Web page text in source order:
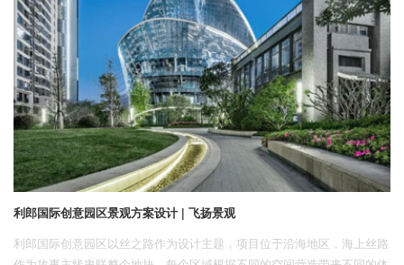
利郎国际创意园区景观方案设计 | 飞扬景观
利郎国际创意园区以丝之路作为设计主题，项目位于沿海地区，海上丝路